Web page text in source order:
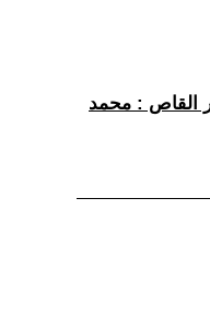
القاص : محمد